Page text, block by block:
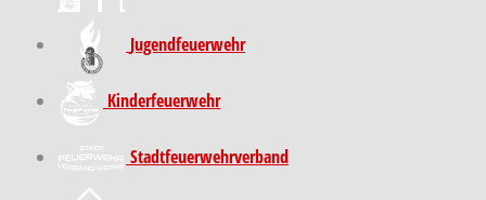
Jugendfeuerwehr
Kinder­feuer­wehr
Stadt­feuer­wehr­verband